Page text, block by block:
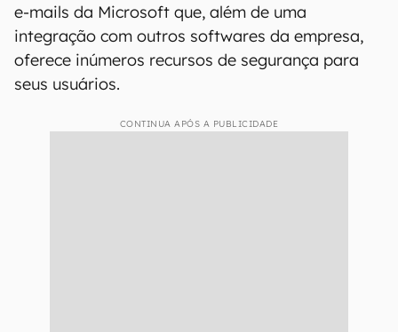
e-mails da Microsoft que, além de uma
integração com outros softwares da empresa,
oferece inúmeros recursos de segurança para
seus usuários.
CONTINUA APÓS A PUBLICIDADE